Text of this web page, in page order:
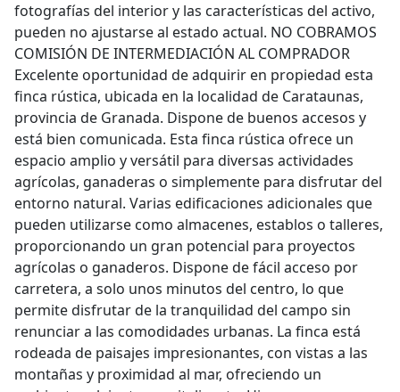
fotografías del interior y las características del activo,
pueden no ajustarse al estado actual. NO COBRAMOS
COMISIÓN DE INTERMEDIACIÓN AL COMPRADOR
Excelente oportunidad de adquirir en propiedad esta
finca rústica, ubicada en la localidad de Carataunas,
provincia de Granada. Dispone de buenos accesos y
está bien comunicada. Esta finca rústica ofrece un
espacio amplio y versátil para diversas actividades
agrícolas, ganaderas o simplemente para disfrutar del
entorno natural. Varias edificaciones adicionales que
pueden utilizarse como almacenes, establos o talleres,
proporcionando un gran potencial para proyectos
agrícolas o ganaderos. Dispone de fácil acceso por
carretera, a solo unos minutos del centro, lo que
permite disfrutar de la tranquilidad del campo sin
renunciar a las comodidades urbanas. La finca está
rodeada de paisajes impresionantes, con vistas a las
montañas y proximidad al mar, ofreciendo un